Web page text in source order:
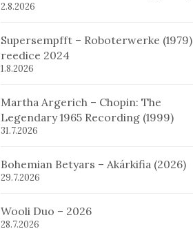
2.8.2026
Supersempfft – Roboterwerke (1979)
reedice 2024
1.8.2026
Martha Argerich – Chopin: The
Legendary 1965 Recording (1999)
31.7.2026
Bohemian Betyars – Akárkifia (2026)
29.7.2026
Wooli Duo – 2026
28.7.2026